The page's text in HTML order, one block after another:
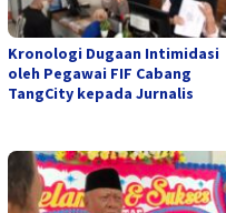
Kronologi Dugaan Intimidasi
oleh Pegawai FIF Cabang
TangCity kepada Jurnalis